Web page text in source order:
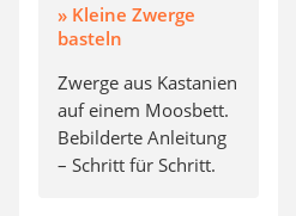
» Kleine Zwerge
basteln
Zwerge aus Kastanien
auf einem Moosbett.
Bebilderte Anleitung
– Schritt für Schritt.